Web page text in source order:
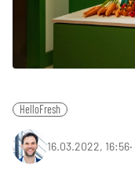
HelloFresh
16.03.2022, 16:56‧